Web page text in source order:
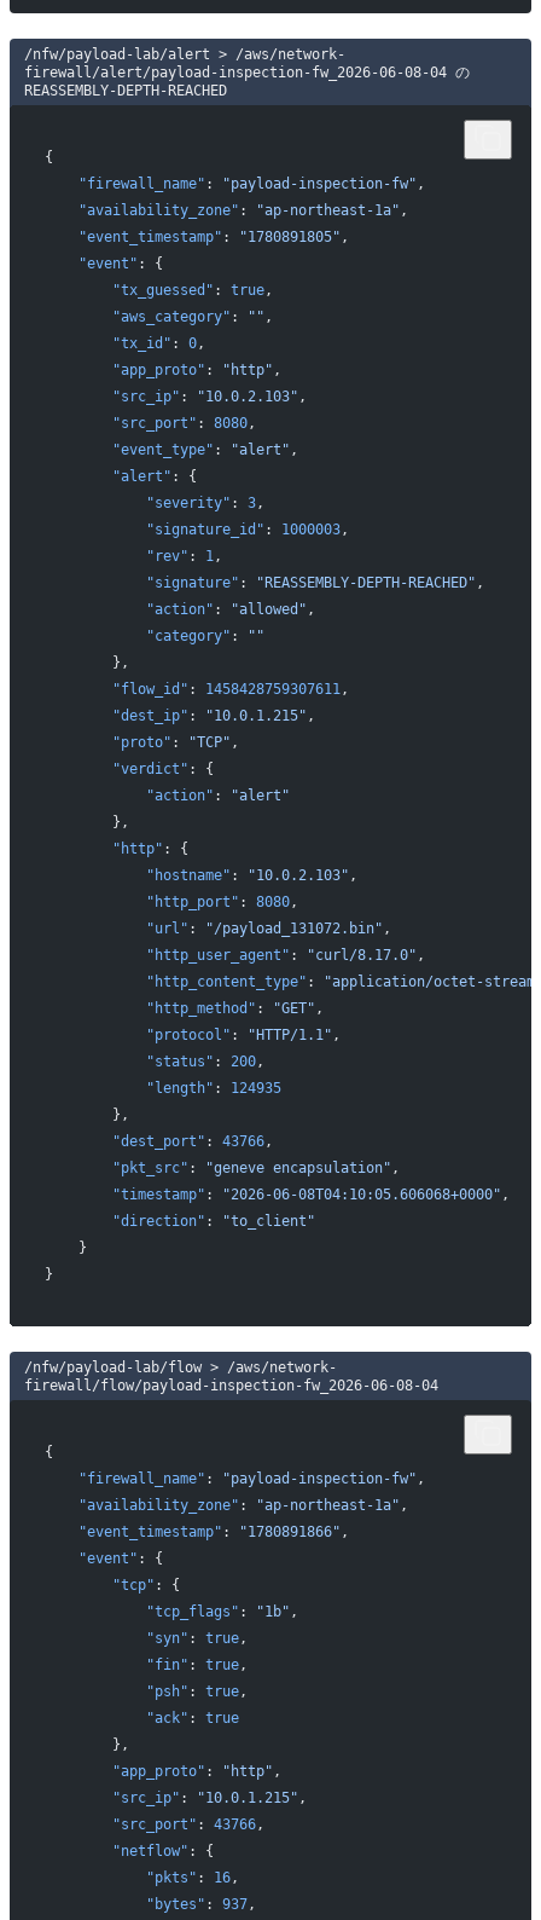
/nfw/payload-lab/alert > /aws/network-
firewall/alert/payload-inspection-fw_2026-06-08-04 の
REASSEMBLY-DEPTH-REACHED
{
    "firewall_name"
: "payload-inspection-fw" ,
    "availability_zone"
: "ap-northeast-1a" ,
    "event_timestamp"
: "1780891805" ,
    "event"
: {
        "tx_guessed"
: true,
        "aws_category"
: "" ,
        "tx_id"
: 0,
        "app_proto"
: "http" ,
        "src_ip"
: "10.0.2.103" ,
        "src_port"
: 8080,
        "event_type"
: "alert" ,
        "alert"
: {
            "severity"
: 3,
            "signature_id"
: 1000003,
            "rev"
: 1,
            "signature"
: "REASSEMBLY-DEPTH-REACHED" ,
            "action"
: "allowed" ,
            "category"
:
""
        },
        "flow_id"
: 1458428759307611,
        "dest_ip"
: "10.0.1.215" ,
        "proto"
: "TCP" ,
        "verdict"
: {
            "action"
:
"alert"
        },
        "http"
: {
            "hostname"
: "10.0.2.103" ,
            "http_port"
: 8080,
            "url"
: "/payload_131072.bin" ,
            "http_user_agent"
: "curl/8.17.0" ,
            "http_content_type"
:
"application/octet-
            "http_method"
: "GET" ,
            "protocol"
: "HTTP/1.1" ,
            "status"
: 200,
            "length"
: 124935
        },
        "dest_port"
: 43766,
        "pkt_src"
: "geneve encapsulation" ,
        "timestamp"
: "2026-06-08T04:10:05.606068+0000" ,
        "direction"
:
"to_client"
    }
}
/nfw/payload-lab/flow > /aws/network-
firewall/flow/payload-inspection-fw_2026-06-08-04
{
    "firewall_name"
: "payload-inspection-fw" ,
    "availability_zone"
: "ap-northeast-1a" ,
    "event_timestamp"
: "1780891866" ,
    "event"
: {
        "tcp"
: {
            "tcp_flags"
: "1b" ,
            "syn"
: true,
            "fin"
: true,
            "psh"
: true,
            "ack"
: true
        },
        "app_proto"
: "http" ,
        "src_ip"
: "10.0.1.215" ,
        "src_port"
: 43766,
        "netflow"
: {
            "pkts"
: 16,
            "bytes"
: 937,